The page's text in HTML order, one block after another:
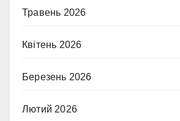
Травень 2026
Квітень 2026
Березень 2026
Лютий 2026